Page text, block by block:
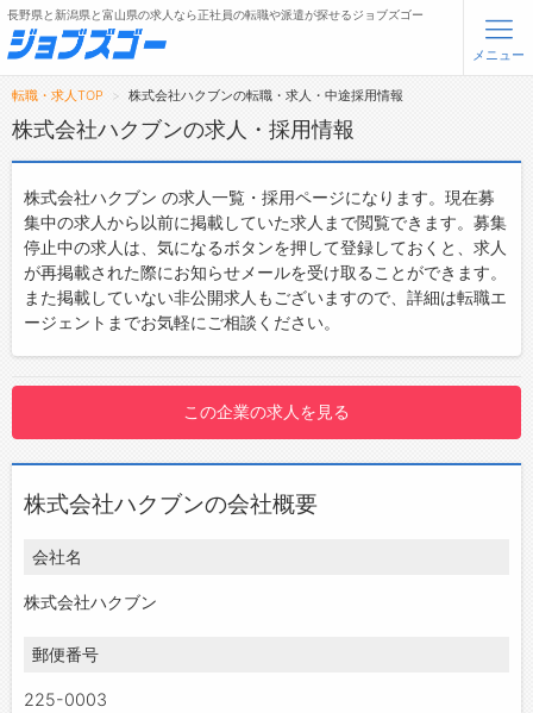
無料会員登録
メニュー
トップ
詳細情報で求人を探す
転職支援サービスについて
転職ノウハウ(応募書類の書き方・面接対策など)
お問い合わせ
よくあるご質問
長野県と新潟県と富山県の求人なら正社員の転職や派遣が探せるジョブズゴー
メニュー
転職・求人TOP 株式会社ハクブンの転職・求人・中途採用情報
株式会社ハクブンの求人・採用情報
株式会社ハクブン の求人一覧・採用ページになります。現在募
集中の求人から以前に掲載していた求人まで閲覧できます。募集
停止中の求人は、気になるボタンを押して登録しておくと、求人
が再掲載された際にお知らせメールを受け取ることができます。
また掲載していない非公開求人もございますので、詳細は転職エ
ージェントまでお気軽にご相談ください。
この企業の求人を見る
株式会社ハクブンの会社概要
会社名
株式会社ハクブン
郵便番号
225-0003